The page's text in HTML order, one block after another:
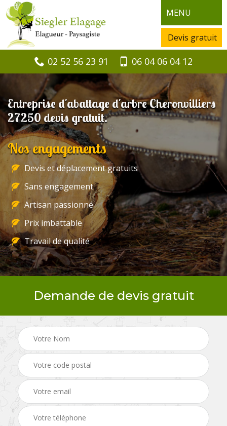
MENU
Devis gratuit
02 52 56 23 91 06 04 06 04 12
Entreprise d'abattage d'arbre Cheronvilliers
27250 devis gratuit.
Nos engagements
Devis et déplacement gratuits
Sans engagement
Artisan passionné
Prix imbattable
Travail de qualité
Demande de devis gratuit